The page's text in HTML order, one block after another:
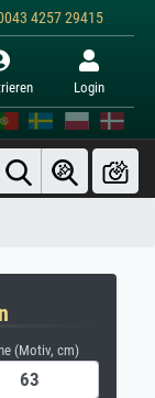
4257 29415
Login
(Motiv, cm)